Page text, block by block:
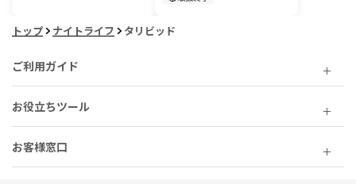
トップ ナイトライフ タリビッド
ご利用ガイド
お役立ちツール
お客様窓口